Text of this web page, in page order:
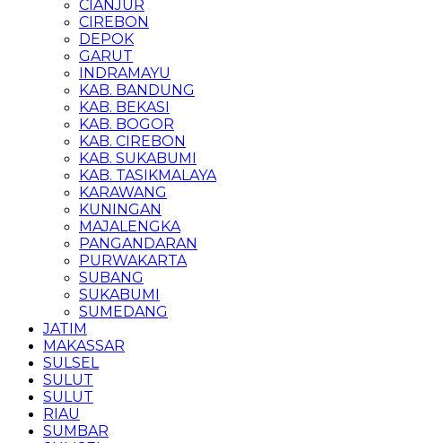
CIANJUR
CIREBON
DEPOK
GARUT
INDRAMAYU
KAB. BANDUNG
KAB. BEKASI
KAB. BOGOR
KAB. CIREBON
KAB. SUKABUMI
KAB. TASIKMALAYA
KARAWANG
KUNINGAN
MAJALENGKA
PANGANDARAN
PURWAKARTA
SUBANG
SUKABUMI
SUMEDANG
JATIM
MAKASSAR
SULSEL
SULUT
SULUT
RIAU
SUMBAR